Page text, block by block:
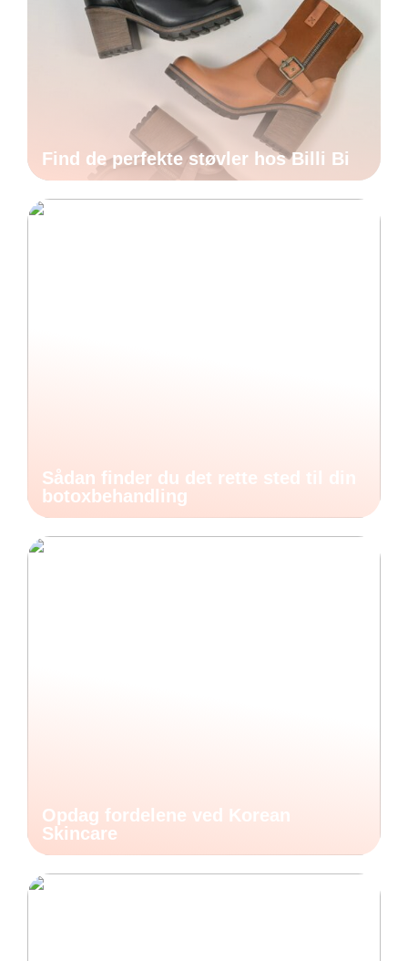
Find de perfekte støvler hos Billi Bi
Sådan finder du det rette sted til din
botoxbehandling
Opdag fordelene ved Korean
Skincare